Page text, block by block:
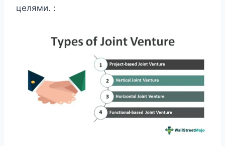
целями. :